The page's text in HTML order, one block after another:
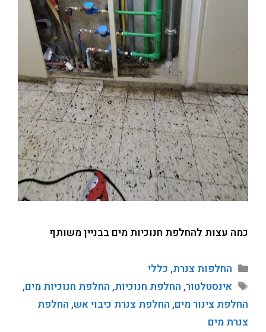
כמה עצות להחלפת חנוכיות מים בבניין משותף
החלפות צנרת, כללי
אינסטלטור, החלפת חנוכיות, החלפת חנוכיות מים,
החלפת צינור מים, החלפת צנרת כיבוי אש, החלפת
צנרת מים